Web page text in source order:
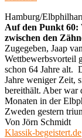
Hamburg/
Auf den Punkt 60:
zwischen den
Zugegeben, Jaap
Wettbewerbsvorteil
schon 64 Jahre alt.
Jahre weniger Zeit,
bereithält. Aber war
Monaten in der
Zweden gestern
Von Jörn Schmidt
Klassik-begeistert.de